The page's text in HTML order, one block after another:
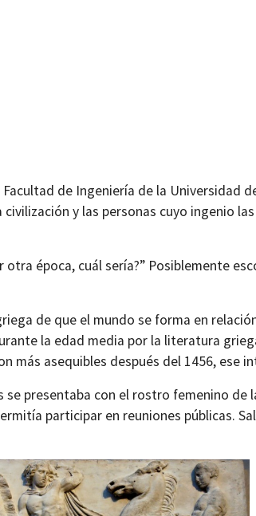
de Ingeniería de la Universidad
y las personas cuyo ingenio
época, cuál sería?” Posiblemente
de que el mundo se forma en
la edad media por la literatura
más asequibles después del 1456, ese
presentaba con el rostro femenino de
participar en reuniones públicas.